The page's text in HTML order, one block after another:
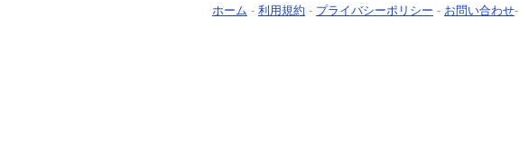
ホーム - 利用規約 - プライバシーポリシー - お問い合わせ-